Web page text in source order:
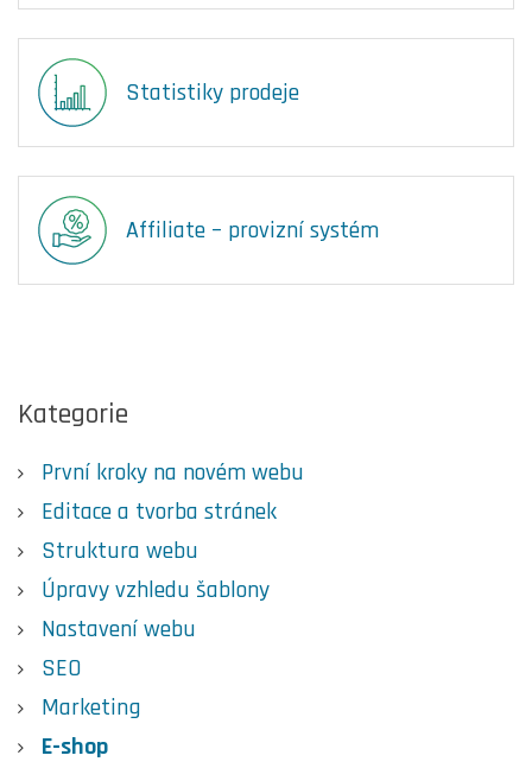
Kategorie
První kroky na novém webu
Editace a tvorba stránek
Struktura webu
Úpravy vzhledu šablony
Nastavení webu
SEO
Marketing
E-shop
Statistiky prodeje
Affiliate – provizní systém